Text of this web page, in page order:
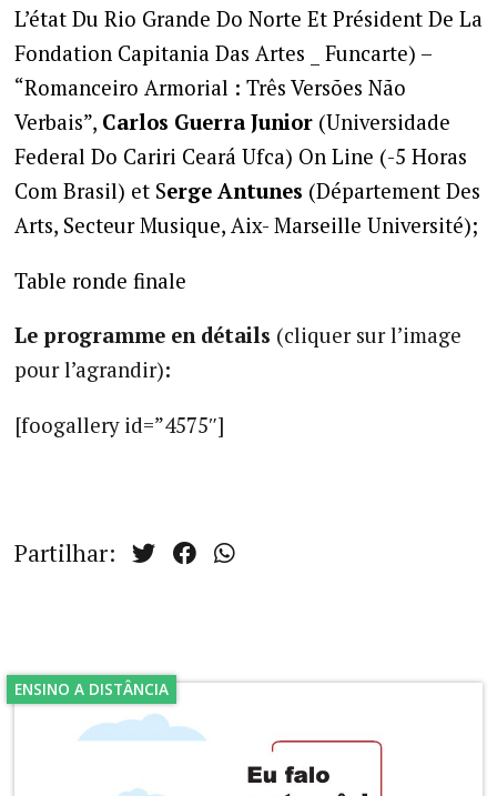
L’état Du Rio Grande Do Norte Et Président De La
Fondation Capitania Das Artes _ Funcarte) –
“Romanceiro Armorial : Três Versões Não
Verbais”, Carlos Guerra Junior (Universidade
Federal Do Cariri Ceará Ufca) On Line (-5 Horas
Com Brasil) et Serge Antunes (Département Des
Arts, Secteur Musique, Aix- Marseille Université);
Table ronde finale
Le programme en détails (cliquer sur l’image
pour l’agrandir):
[foogallery id=”4575″]
Partilhar:
ENSINO A DISTÂNCIA